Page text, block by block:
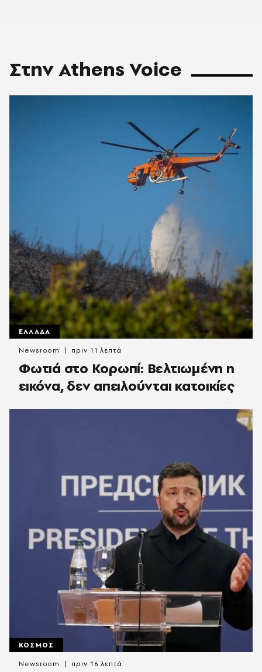
Στην Athens Voice
ΕΛΛΑΔΑ
Φωτιά στο Κορωπί: Βελτιωμένη η
εικόνα, δεν απειλούνται κατοικίες
Newsroom πριν 11 λεπτά
ΚΟΣΜΟΣ
Newsroom πριν 16 λεπτά